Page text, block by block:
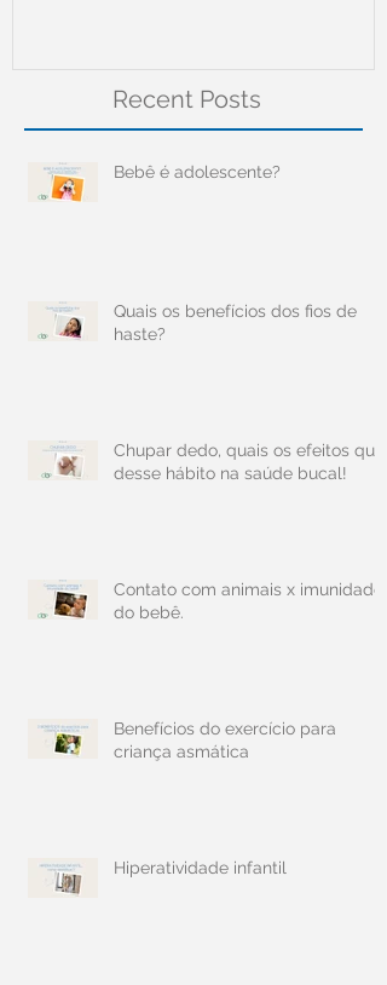
Recent Posts
Bebê é adolescente?
Quais os benefícios dos fios de
haste?
Chupar dedo, quais os efeitos que
desse hábito na saúde bucal!
Contato com animais x imunidade
do bebê.
Benefícios do exercício para
criança asmática
Hiperatividade infantil